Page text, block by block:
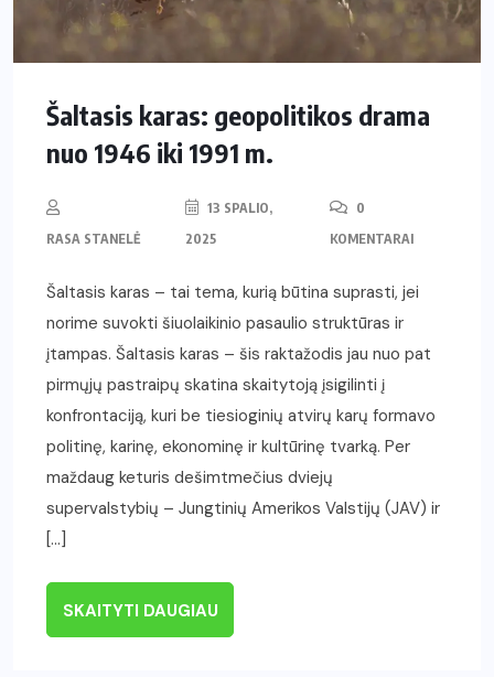
Šaltasis karas: geopolitikos drama
nuo 1946 iki 1991 m.
RASA STANELĖ
13 SPALIO,
2025
0
KOMENTARAI
Šaltasis karas – tai tema, kurią būtina suprasti, jei
norime suvokti šiuolaikinio pasaulio struktūras ir
įtampas. Šaltasis karas – šis raktažodis jau nuo pat
pirmųjų pastraipų skatina skaitytoją įsigilinti į
konfrontaciją, kuri be tiesioginių atvirų karų formavo
politinę, karinę, ekonominę ir kultūrinę tvarką. Per
maždaug keturis dešimtmečius dviejų
supervalstybių – Jungtinių Amerikos Valstijų (JAV) ir
[…]
SKAITYTI DAUGIAU